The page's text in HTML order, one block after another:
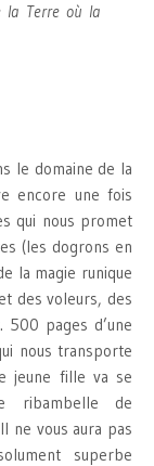
la Terre où la
le domaine de la
encore une fois
qui nous promet
(les dogrons en
la magie runique
des voleurs, des
pages d’une
nous transporte
jeune fille va se
ribambelle de
ne vous aura pas
superbe